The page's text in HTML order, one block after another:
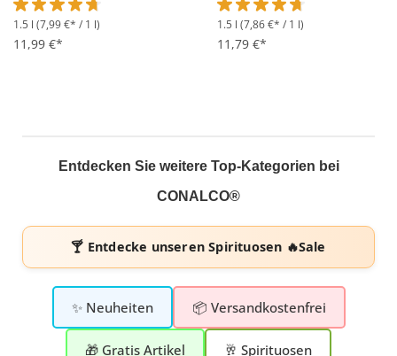
Durchschnittliche Bewertung von 4.6 von 5 Sternen
1.5 l (7,99 €* / 1 l)
11,99 €*
Durchschnittliche
1.5 l (7,86 €* / 1 l)
11,79 €*
Entdecken Sie weitere Top-Kategorien bei
CONALCO®
🍸 Entdecke unserenSpirituosen 🔥Sale
✨ Neuheiten 📦 Versandkostenfrei
🎁 Gratis Artikel 🥂 Spirituosen